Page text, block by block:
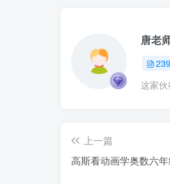
唐老
这家
上一篇
高斯看动画学奥数六